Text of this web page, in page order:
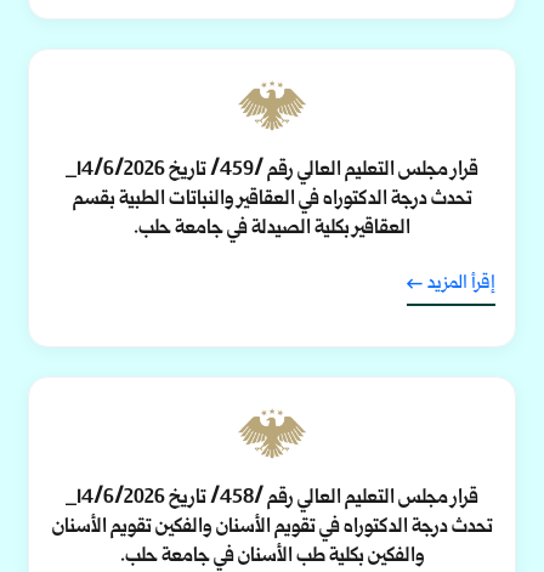
قرار مجلس التعليم العالي رقم /459/ تاريخ 14/6/2026_
تحدث درجة الدكتوراه في العقاقير والنباتات الطبية بقسم
العقاقير بكلية الصيدلة في جامعة حلب.
إقرأ المزيد
قرار مجلس التعليم العالي رقم /458/ تاريخ 14/6/2026_
تحدث درجة الدكتوراه في تقويم الأسنان والفكين تقويم الأسنان
والفكين بكلية طب الأسنان في جامعة حلب.